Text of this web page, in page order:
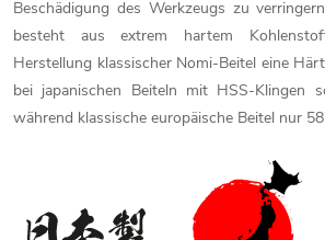
Beschädigung des Werkzeugs zu
besteht aus extrem hartem
Herstellung klassischer Nomi-Beitel eine
bei japanischen Beiteln mit HSS-
während klassische europäische Beitel nur